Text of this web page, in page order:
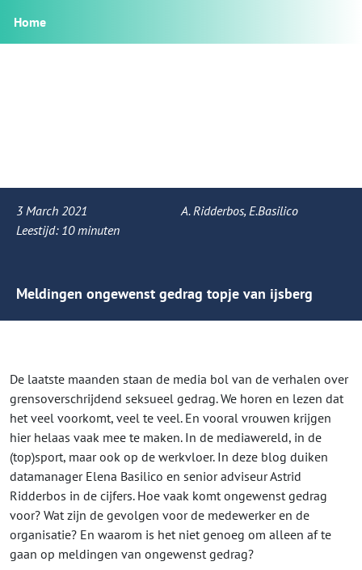
Home
3 March 2021
A. Ridderbos, E.Basilico
Leestijd: 10 minuten
Meldingen ongewenst gedrag topje van ijsberg
De laatste maanden staan de media bol van de verhalen over
grensoverschrijdend seksueel gedrag. We horen en lezen dat
het veel voorkomt, veel te veel. En vooral vrouwen krijgen
hier helaas vaak mee te maken. In de mediawereld, in de
(top)sport, maar ook op de werkvloer. In deze blog duiken
datamanager Elena Basilico en senior adviseur Astrid
Ridderbos in de cijfers. Hoe vaak komt ongewenst gedrag
voor? Wat zijn de gevolgen voor de medewerker en de
organisatie? En waarom is het niet genoeg om alleen af te
gaan op meldingen van ongewenst gedrag?